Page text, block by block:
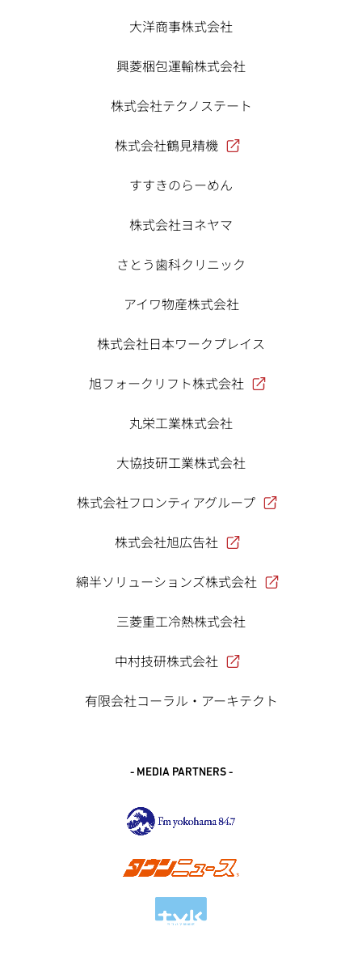
大洋商事株式会社
興菱梱包運輸株式会社
株式会社テクノステート
株式会社鶴見精機
すすきのらーめん
株式会社ヨネヤマ
さとう歯科クリニック
アイワ物産株式会社
株式会社日本ワークプレイス
旭フォークリフト株式会社
丸栄工業株式会社
大協技研工業株式会社
株式会社フロンティアグループ
株式会社旭広告社
綿半ソリューションズ株式会社
三菱重工冷熱株式会社
中村技研株式会社
有限会社コーラル・アーキテクト
- MEDIA PARTNERS -